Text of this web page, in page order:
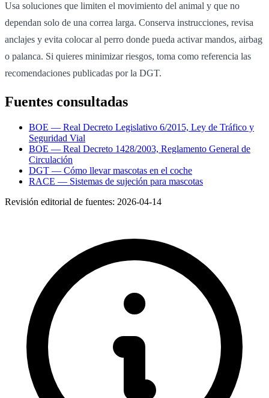
Usa soluciones que limiten el movimiento del animal y que no
dependan solo de una correa larga. Conserva instrucciones, revisa
anclajes y evita colocar al perro donde pueda activar mandos, airbag
o palanca. Si quieres minimizar riesgos, toma como referencia las
recomendaciones publicadas por la DGT.
Fuentes consultadas
BOE — Real Decreto Legislativo 6/2015, Ley de Tráfico y
Seguridad Vial
BOE — Real Decreto 1428/2003, Reglamento General de
Circulación
DGT — Cómo llevar mascotas en el coche
RACE — Sistemas de sujeción para mascotas
Revisión editorial de fuentes: 2026-04-14